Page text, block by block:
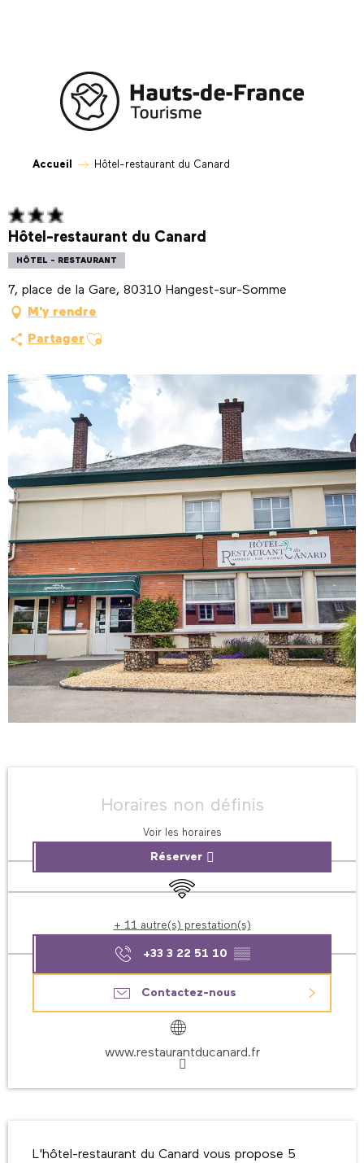
Accueil Hôtel-restaurant du Canard
Hôtel-restaurant du Canard
HÔTEL - RESTAURANT
7, place de la Gare, 80310 Hangest-sur-Somme
M'y rendre
Partager Ajouter aux favoris
Horaires non définis
Voir les horaires
Réserver
WiFi
+ 11 autre(s) prestation(s)
+33 3 22 51 10 ▒▒
Contactez-nous
www.restaurantducanard.fr
L'hôtel-restaurant du Canard vous propose 5